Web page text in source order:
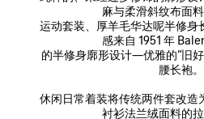
麻与柔滑斜纹布面
运动套装、厚羊毛华达呢半修身
感来自 1951 年
的半修身廓形设计—优雅的“旧
腰长袍。
休闲日常着装将传统两件套改造
衬衫法兰绒面料的